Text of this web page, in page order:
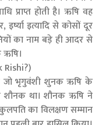
प्राप्त होती है। ऋषि वह
इत्यादि से कोसों दूर
का नाम बड़े ही आदर से
भृगुवंशी शुनक ऋषि के
शौनक था। शौनक ऋषि ने
का विलक्षण सम्मान